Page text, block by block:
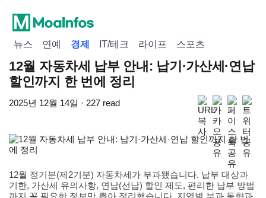
뉴스 연예 경제 IT/테크 라이프 스포츠
12월 자동차세 납부 안내: 납기·가산세·연납
할인까지 한 번에 정리
2025년 12월 14일 · 227 read
12월 정기분(제2기분) 자동차세가 부과됐습니다. 납부 대상과
기한, 가산세 유의사항, 연납(선납) 할인 제도, 편리한 납부 방법